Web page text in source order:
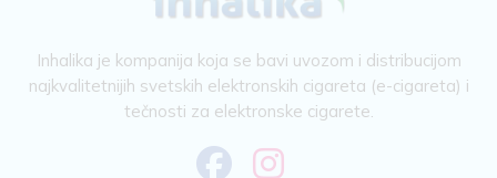
Inhalika je kompanija koja se bavi uvozom i distribucijom
najkvalitetnijih svetskih elektronskih cigareta (e-cigareta) i
tečnosti za elektronske cigarete.